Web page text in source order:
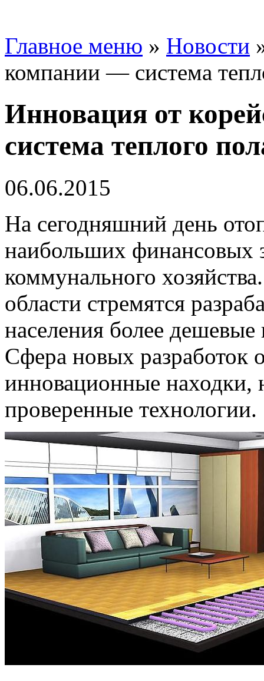
Главное меню » Новости
компании — система
Инновация от
система теплого
06.06.2015
На сегодняшний день
наибольших финансовых
коммунального
области стремятся
населения более
Сфера новых разработок
инновационные находки,
проверенные технологии.